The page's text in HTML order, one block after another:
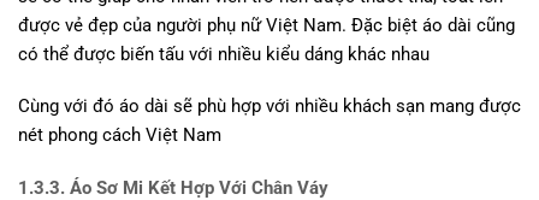
được vẻ đẹp của người phụ nữ Việt Nam. Đặc biệt áo dài cũng
có thể được biến tấu với nhiều kiểu dáng khác nhau
Cùng với đó áo dài sẽ phù hợp với nhiều khách sạn mang được
nét phong cách Việt Nam
1.3.3. Áo Sơ Mi Kết Hợp Với Chân Váy